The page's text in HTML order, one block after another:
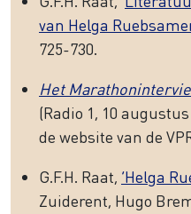
van Helga
725-730.
Het
(Radio 1, 10
de website van de
G.F.H. Raat, ‘Helga
Zuiderent, Hugo